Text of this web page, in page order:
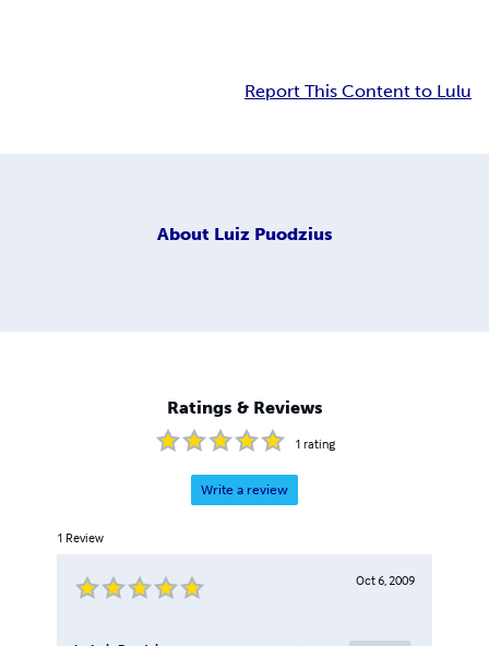
Report This Content to Lulu
About Luiz Puodzius
Ratings & Reviews
1 rating
Write a review
1 Review
Oct 6, 2009